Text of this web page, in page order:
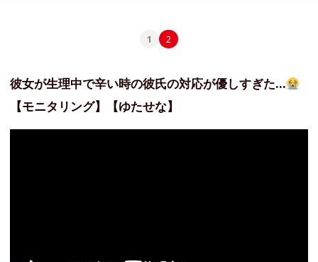
1 2
彼女が生理中で辛い時の彼氏の対応が優しすぎた…
【モニタリング】【ゆたせな】